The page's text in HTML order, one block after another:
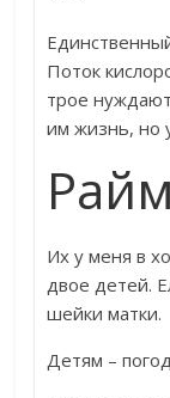
Поток
трое
им жизнь, но
Их у меня в
двое детей.
шейки матки.
Детям –